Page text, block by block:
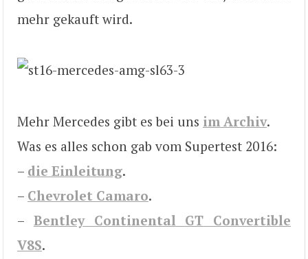
mehr gekauft wird.
Mehr Mercedes gibt es bei uns im Archiv.
Was es alles schon gab vom Supertest 2016:
– die Einleitung.
– Chevrolet Camaro.
– Bentley Continental GT Convertible
V8S.